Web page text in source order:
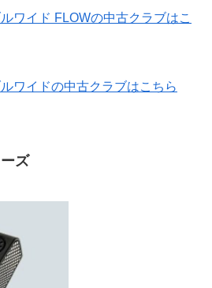
ワイド FLOWの中古クラブはこ
ワイドの中古クラブはこちら
ズ